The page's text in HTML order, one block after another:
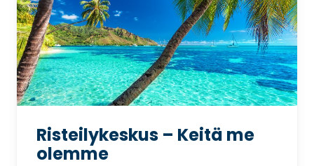
Risteilykeskus – Keitä me
olemme